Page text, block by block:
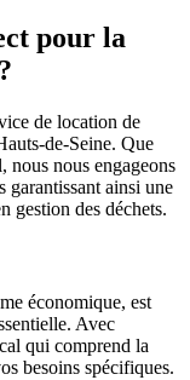
pour la
de location de
de-Seine. Que
nous nous engageons
garantissant ainsi une
gestion des déchets.
économique, est
Avec
qui comprend la
besoins spécifiques.